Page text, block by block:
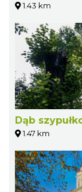
1.43 km
Dąb
1.47 km